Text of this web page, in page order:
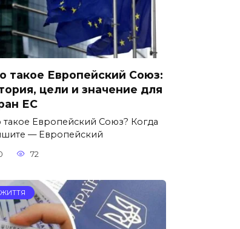
такое Европейский Союз:
цели и значение для
ЕС
такое Европейский Союз? Когда
— Европейский
72
ЖИТТЯ